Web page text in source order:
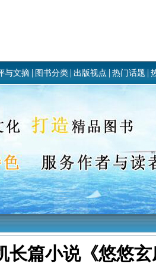
与文摘 | 图书分类 | 出版视点 | 热门话题 |
长篇小说《悠悠